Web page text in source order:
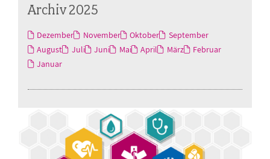
Archiv 2025
Dezember November Oktober
September
August
Juli Juni Mai April März
Februar
Januar